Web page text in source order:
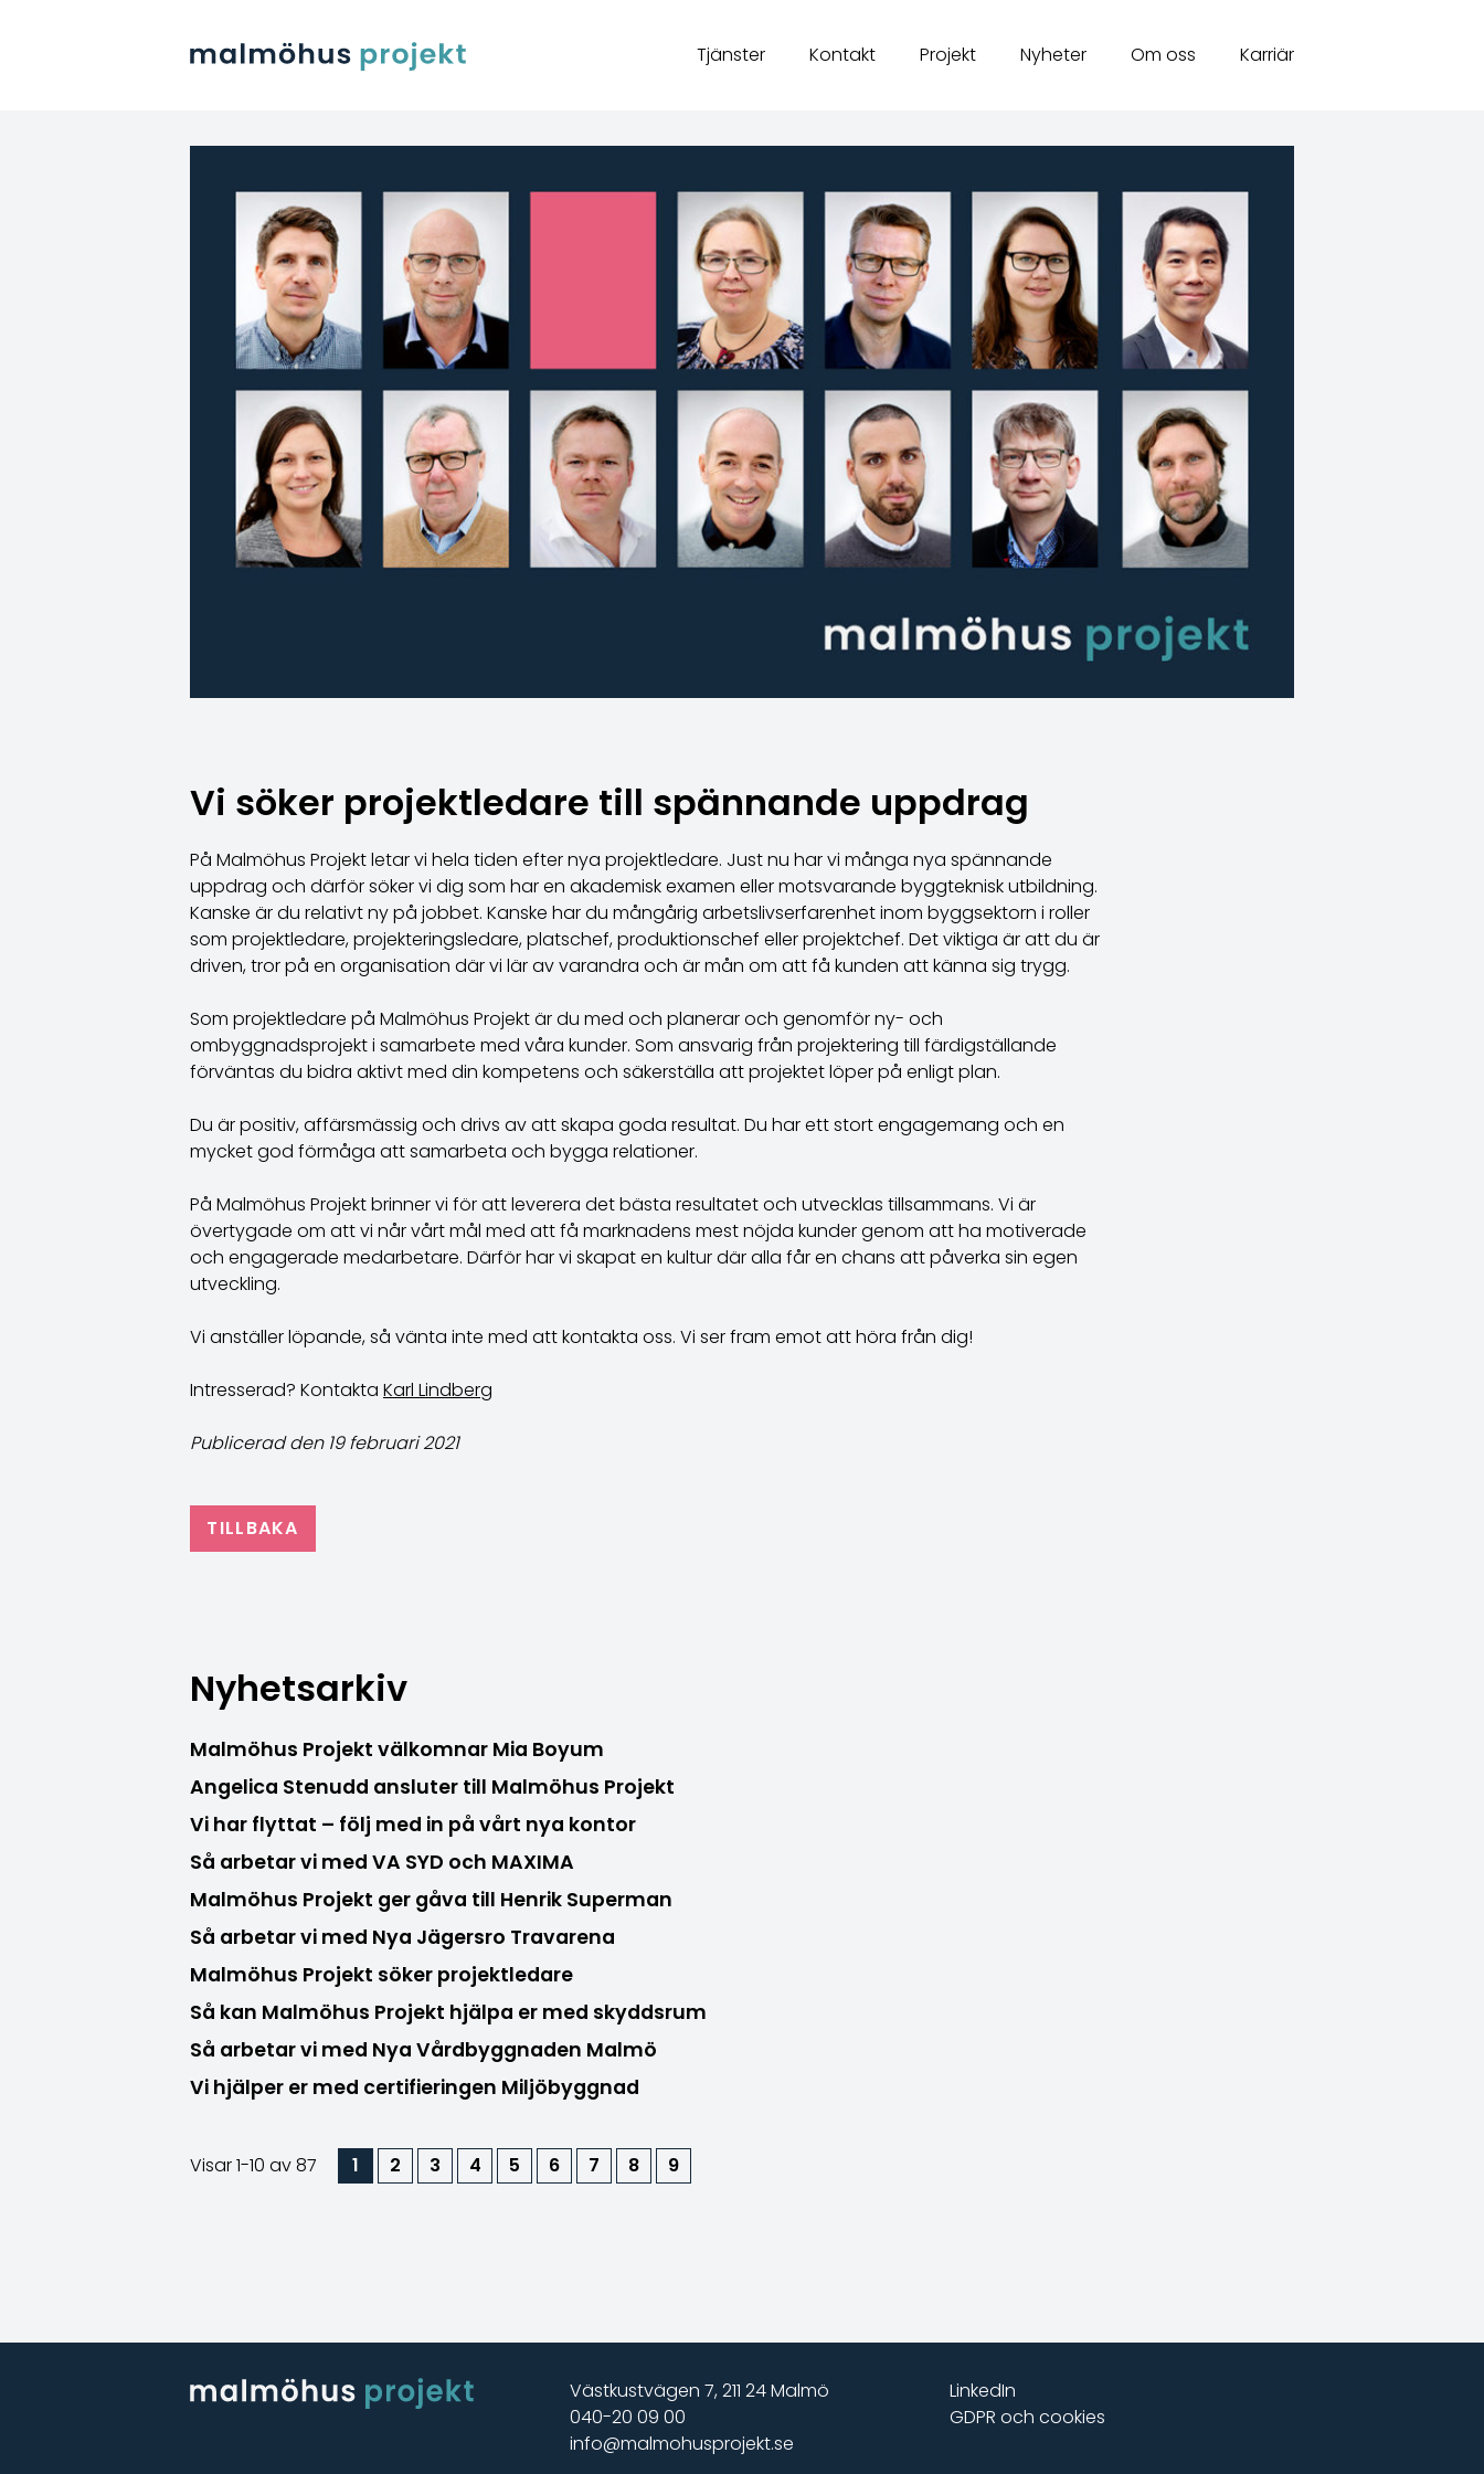
Tjänster Kontakt Projekt Nyheter Om oss Karriär
Vi söker projektledare till spännande uppdrag
På Malmöhus Projekt letar vi hela tiden efter nya projektledare. Just nu har vi många nya spännande
uppdrag och därför söker vi dig som har en akademisk examen eller motsvarande byggteknisk utbildning.
Kanske är du relativt ny på jobbet. Kanske har du mångårig arbetslivserfarenhet inom byggsektorn i roller
som projektledare, projekteringsledare, platschef, produktionschef eller projektchef. Det viktiga är att du är
driven, tror på en organisation där vi lär av varandra och är mån om att få kunden att känna sig trygg.
Som projektledare på Malmöhus Projekt är du med och planerar och genomför ny- och
ombyggnadsprojekt i samarbete med våra kunder. Som ansvarig från projektering till färdigställande
förväntas du bidra aktivt med din kompetens och säkerställa att projektet löper på enligt plan.
Du är positiv, affärsmässig och drivs av att skapa goda resultat. Du har ett stort engagemang och en
mycket god förmåga att samarbeta och bygga relationer.
På Malmöhus Projekt brinner vi för att leverera det bästa resultatet och utvecklas tillsammans. Vi är
övertygade om att vi når vårt mål med att få marknadens mest nöjda kunder genom att ha motiverade
och engagerade medarbetare. Därför har vi skapat en kultur där alla får en chans att påverka sin egen
utveckling.
Vi anställer löpande, så vänta inte med att kontakta oss. Vi ser fram emot att höra från dig!
Intresserad? Kontakta Karl Lindberg
Publicerad den 19 februari 2021
TILLBAKA
Nyhetsarkiv
Malmöhus Projekt välkomnar Mia Boyum
Angelica Stenudd ansluter till Malmöhus Projekt
Vi har flyttat – följ med in på vårt nya kontor
Så arbetar vi med VA SYD och MAXIMA
Malmöhus Projekt ger gåva till Henrik Superman
Så arbetar vi med Nya Jägersro Travarena
Malmöhus Projekt söker projektledare
Så kan Malmöhus Projekt hjälpa er med skyddsrum
Så arbetar vi med Nya Vårdbyggnaden Malmö
Vi hjälper er med certifieringen Miljöbyggnad
Visar1-10 av 87 1 2 3 4 5 6 7 8 9
Västkustvägen 7, 211 24 Malmö
040-20 09 00
info@malmohusprojekt.se
LinkedIn
GDPR och cookies